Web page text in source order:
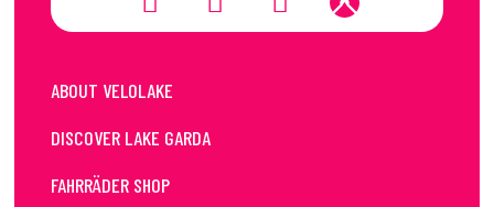
ABOUT VELOLAKE
DISCOVER LAKE GARDA
FAHRRÄDER SHOP